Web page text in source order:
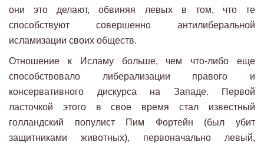
они это делают, обвиняя левых в том, что те
способствуют совершенно антилиберальной
исламизации своих обществ.
Отношение к Исламу больше, чем что-либо еще
способствовало либерализации правого и
консервативного дискурса на Западе. Первой
ласточкой этого в свое время стал известный
голландский популист Пим Фортейн (был убит
защитниками животных), первоначально левый,